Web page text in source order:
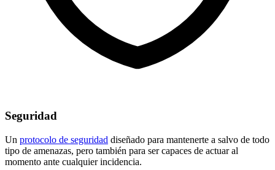
Seguridad
Un protocolo de seguridad diseñado para mantenerte a salvo de todo
tipo de amenazas, pero también para ser capaces de actuar al
momento ante cualquier incidencia.